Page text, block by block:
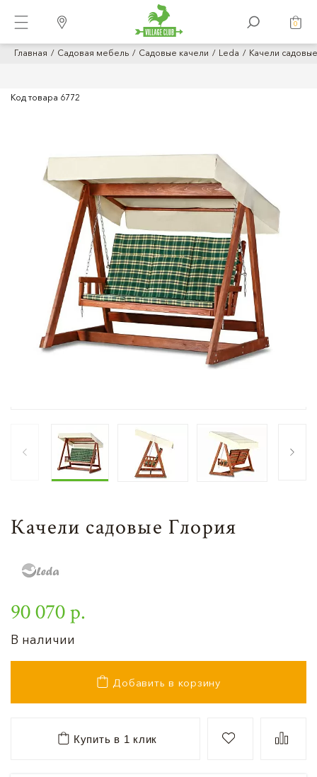
0
Главная Садовая мебель Садовые качели Leda Качели
Код товара 6772
Качели садовые Глория
90 070 р.
В наличии
Добавить в корзину
Купить в 1 клик